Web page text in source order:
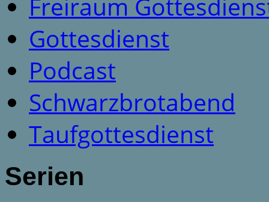
Gottesdienst
Podcast
Schwarzbrotabend
Taufgottesdienst
Serien